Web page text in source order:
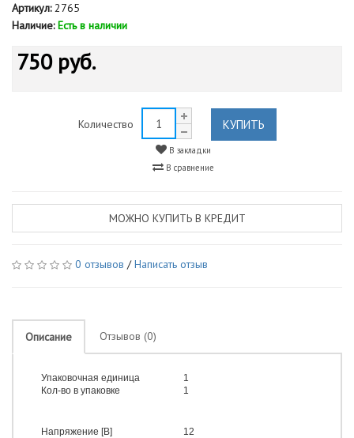
Артикул:2765
Наличие: Есть в наличии
750 руб.
Количество КУПИТЬ
В закладки
В сравнение
МОЖНО КУПИТЬ В КРЕДИТ
0 отзывов /Написать отзыв
Описание Отзывов (0)
Упаковочная единица
1
Кол-во в упаковке
1
Напряжение [В]
12